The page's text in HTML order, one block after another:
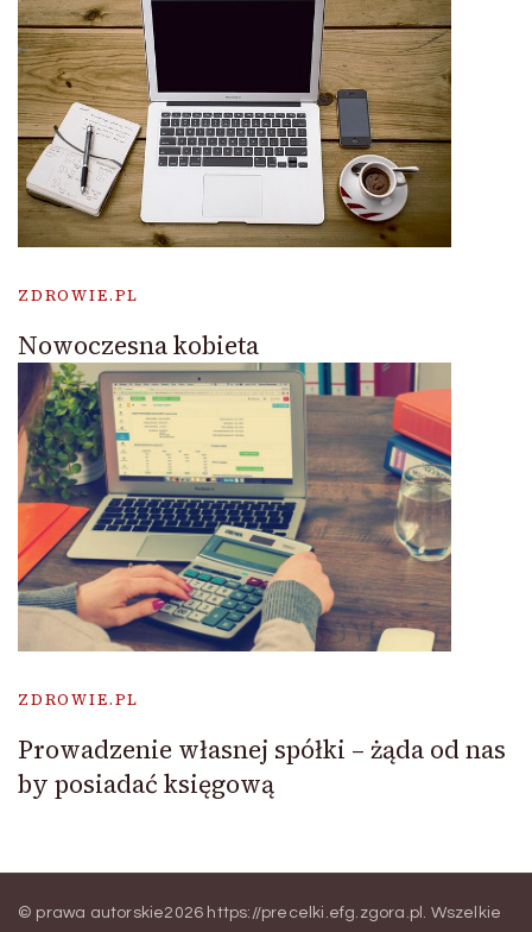
ZDROWIE.PL
Nowoczesna kobieta
ZDROWIE.PL
Prowadzenie własnej spółki – żąda od nas
by posiadać księgową
© prawa autorskie2026 https://precelki.efg.zgora.pl . Wszelkie